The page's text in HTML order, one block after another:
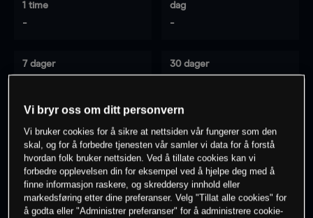
1 time
-
dag
-
7 dager 30 dager
0% av kunder erpå dette instrumentet
Søk om konto
Vi bryr oss om ditt personvern
Vi bruker cookies for å sikre at nettsiden vår fungerer som den
skal, og for å forbedre tjenesten vår samler vi data for å forstå
hvordan folk bruker nettsiden. Ved å tillate cookies kan vi
forbedre opplevelsen din for eksempel ved å hjelpe deg med å
finne informasjon raskere, og skreddersy innhold eller
markedsføring etter dine preferanser. Velg "Tillat alle cookies" for
å godta eller "Administrer preferanser" for å administrere cookie-